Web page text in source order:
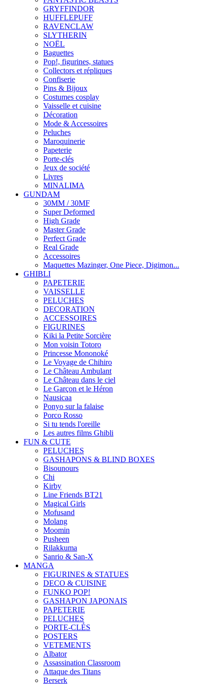
GRYFFINDOR
HUFFLEPUFF
RAVENCLAW
SLYTHERIN
NOËL
Baguettes
Pop!, figurines, statues
Collectors et répliques
Confiserie
Pins & Bijoux
Costumes cosplay
Vaisselle et cuisine
Décoration
Mode & Accessoires
Peluches
Maroquinerie
Papeterie
Porte-clés
Jeux de société
Livres
MINALIMA
GUNDAM
30MM / 30MF
Super Deformed
High Grade
Master Grade
Perfect Grade
Real Grade
Accessoires
Maquettes Mazinger, One Piece, Digimon...
GHIBLI
PAPETERIE
VAISSELLE
PELUCHES
DECORATION
ACCESSOIRES
FIGURINES
Kiki la Petite Sorcière
Mon voisin Totoro
Princesse Mononoké
Le Voyage de Chihiro
Le Château Ambulant
Le Château dans le ciel
Le Garçon et le Héron
Nausicaa
Ponyo sur la falaise
Porco Rosso
Si tu tends l'oreille
Les autres films Ghibli
FUN & CUTE
PELUCHES
GASHAPONS & BLIND BOXES
Bisounours
Chi
Kirby
Line Friends BT21
Magical Girls
Mofusand
Molang
Moomin
Pusheen
Rilakkuma
Sanrio & San-X
MANGA
FIGURINES & STATUES
DECO & CUISINE
FUNKO POP!
GASHAPON JAPONAIS
PAPETERIE
PELUCHES
PORTE-CLÉS
POSTERS
VETEMENTS
Albator
Assassination Classroom
Attaque des Titans
Berserk